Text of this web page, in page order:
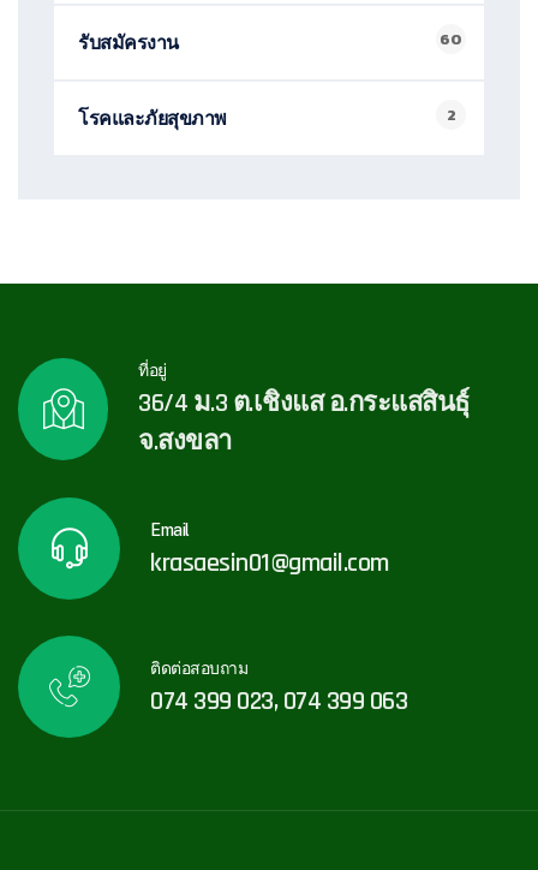
รับสมัครงาน 60
โรคและภัยสุขภาพ 2
ที่อยู่
36/4 ม.3 ต.เชิงแส อ.กระแสสินธุ์
จ.สงขลา
Email
krasaesin01@gmail.com
ติดต่อสอบถาม
074 399 023, 074 399 063